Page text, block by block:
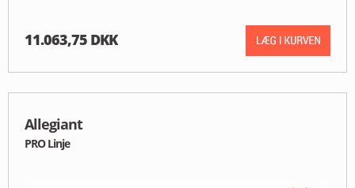
11.063,75 DKK
Allegiant
PRO Linje